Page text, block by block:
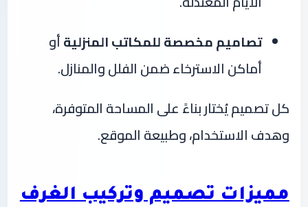
تصاميم مخصصة للمكاتب المنزليةأو
أماكن الاسترخاء ضمن الفلل والمنازل.
كل تصميم يُختار بناءً على المساحة المتوفرة،
وهدف الاستخدام، وطبيعة الموقع.
مميزات تصميم وتركيب الغرف